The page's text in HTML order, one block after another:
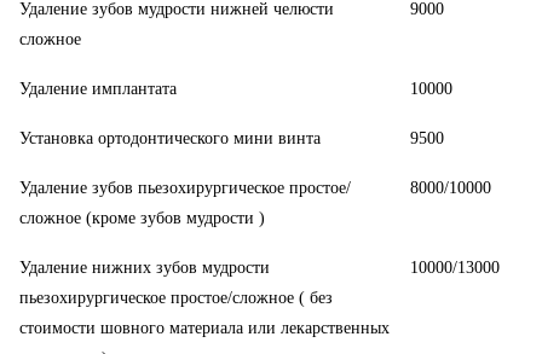
Удаление зубов мудрости нижней челюсти
сложное
9000
Удаление имплантата 10000
Установка ортодонтического мини винта 9500
Удаление зубов пьезохирургическое простое/
сложное (кроме зубов мудрости )
8000/10000
Удаление нижних зубов мудрости
пьезохирургическое простое/сложное ( без
стоимости шовного материала или лекарственных
10000/13000